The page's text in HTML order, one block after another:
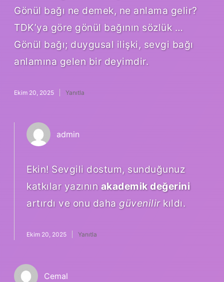
Gönül bağı ne demek, ne anlama gelir?
TDK’ya göre gönül bağının sözlük …
Gönül bağı; duygusal ilişki, sevgi bağı
anlamına gelen bir deyimdir.
Ekim 20, 2025 Yanıtla
admin
Ekin! Sevgili dostum, sunduğunuz
katkılar yazının akademik değerini
artırdı ve onu daha güvenilirkıldı.
Ekim 20, 2025 Yanıtla
Cemal